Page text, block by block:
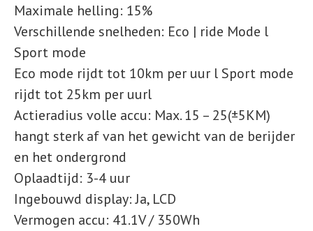
Maximale helling: 15%
Verschillende snelheden: Eco | ride Mode l
Sport mode
Eco mode rijdt tot 10km per uur l Sport mode
rijdt tot 25km per uurl
Actieradius volle accu: Max. 15 – 25(±5KM)
hangt sterk af van het gewicht van de berijder
en het ondergrond
Oplaadtijd: 3-4 uur
Ingebouwd display:Ja, LCD
Vermogen accu: 41.1V / 350Wh